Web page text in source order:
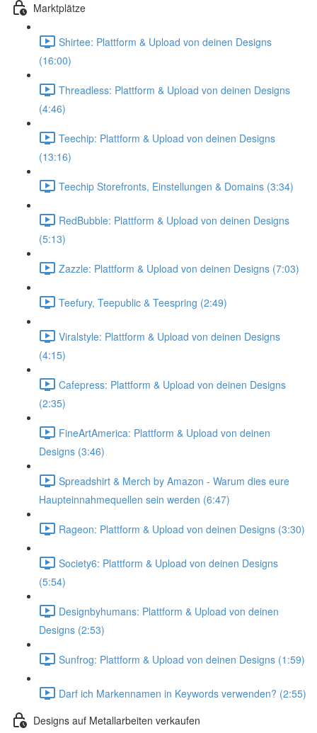
Marktplätze
Shirtee: Plattform & Upload von deinen Designs
(16:00)
Threadless: Plattform & Upload von deinen Designs
(4:46)
Teechip: Plattform & Upload von deinen Designs
(13:16)
Teechip Storefronts, Einstellungen & Domains (3:34)
RedBubble: Plattform & Upload von deinen Designs
(5:13)
Zazzle: Plattform & Upload von deinen Designs (7:03)
Teefury, Teepublic & Teespring (2:49)
Viralstyle: Plattform & Upload von deinen Designs
(4:15)
Cafepress: Plattform & Upload von deinen Designs
(2:35)
FineArtAmerica: Plattform & Upload von deinen
Designs (3:46)
Spreadshirt & Merch by Amazon - Warum dies eure
Haupteinnahmequellen sein werden (6:47)
Rageon: Plattform & Upload von deinen Designs (3:30)
Society6: Plattform & Upload von deinen Designs
(5:54)
Designbyhumans: Plattform & Upload von deinen
Designs (2:53)
Sunfrog: Plattform & Upload von deinen Designs (1:59)
Darf ich Markennamen in Keywords verwenden? (2:55)
Designs auf Metallarbeiten verkaufen